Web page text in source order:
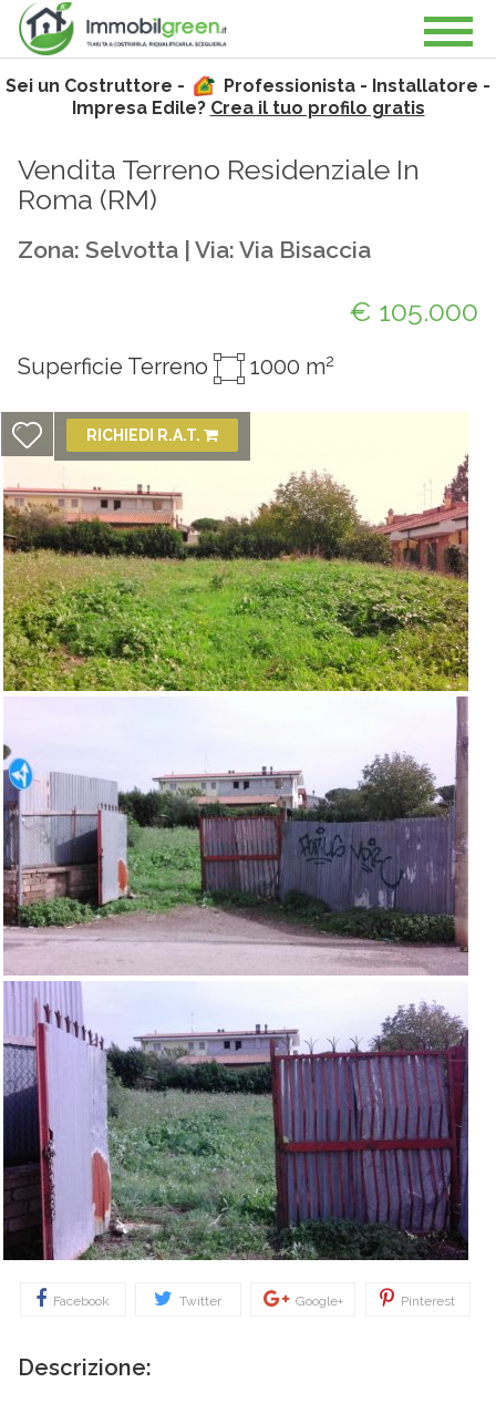
Sei un Costruttore -
Professionista - Installatore -
Impresa Edile? Crea il tuo profilo gratis
Vendita Terreno Residenziale In
Roma (RM)
Zona: Selvotta | Via: Via Bisaccia
€ 105.000
Superficie Terreno 1000 m2
RICHIEDI R.A.T.
Facebook Twitter Google+ Pinterest
Descrizione: